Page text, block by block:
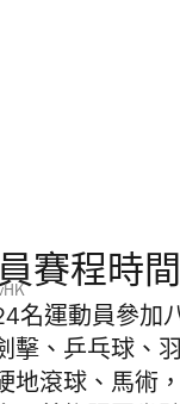
賽程時
名運動員參加
擊、乒乓球、
地滾球、馬術